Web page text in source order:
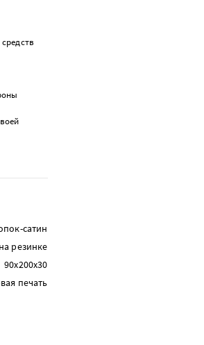
сатин
резинке
90х200х30
печать